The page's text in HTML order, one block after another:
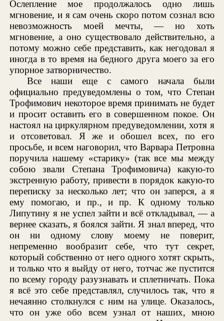
Ослепление мое продолжалось одно лишь
мгновение, и я сам очень скоро потом сознал всю
невозможность моей мечты, — но хоть
мгновение, а оно существовало действительно, а
потому можно себе представить, как негодовал я
иногда в то время на бедного друга моего за его
упорное затворничество.
Все наши еще с самого начала были
официально предуведомлены о том, что Степан
Трофимович некоторое время принимать не будет
и просит оставить его в совершенном покое. Он
настоял на циркулярном предуведомлении, хотя я
и отсоветовал. Я же и обошел всех, по его
просьбе, и всем наговорил, что Варвара Петровна
поручила нашему «старику» (так все мы между
собою звали Степана Трофимовича) какую-то
экстренную работу, привести в порядок какую-то
переписку за несколько лет; что он заперся, а я
ему помогаю, и пр., и пр. К одному только
Липутину я не успел зайти и всё откладывал, — а
вернее сказать, я боялся зайти. Я знал вперед, что
он ни одному слову моему не поверит,
непременно вообразит себе, что тут секрет,
который собственно от него одного хотят скрыть,
и только что я выйду от него, тотчас же пустится
по всему городу разузнавать и сплетничать. Пока
я всё это себе представлял, случилось так, что я
нечаянно столкнулся с ним на улице. Оказалось,
что он уже обо всем узнал от наших, мною